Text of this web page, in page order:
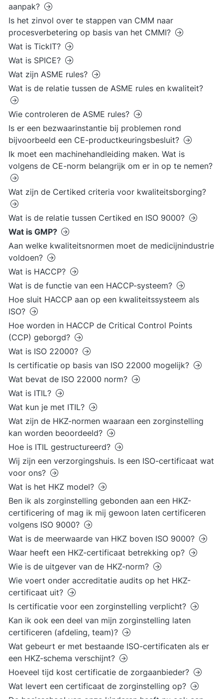
aanpak?
Is het zinvol over te stappen van CMM naar
procesverbetering op basis van het CMMI?
Wat is TickIT?
Wat is SPICE?
Wat zijn ASME rules?
Wat is de relatie tussen de ASME rules en kwaliteit?
Wie controleren de ASME rules?
Is er een bezwaarinstantie bij problemen rond
bijvoorbeeld een CE-productkeuringsbesluit?
Ik moet een machinehandleiding maken. Wat is
volgens de CE-norm belangrijk om er in op te nemen?
Wat zijn de Certiked criteria voor kwaliteitsborging?
Wat is de relatie tussen Certiked en ISO 9000?
Wat is GMP?
Aan welke kwaliteitsnormen moet de medicijnindustrie
voldoen?
Wat is HACCP?
Wat is de functie van een HACCP-systeem?
Hoe sluit HACCP aan op een kwaliteitssysteem als
ISO?
Hoe worden in HACCP de Critical Control Points
(CCP) geborgd?
Wat is ISO 22000?
Is certificatie op basis van ISO 22000 mogelijk?
Wat bevat de ISO 22000 norm?
Wat is ITIL?
Wat kun je met ITIL?
Wat zijn de HKZ-normen waaraan een zorginstelling
kan worden beoordeeld?
Hoe is ITIL gestructureerd?
Wij zijn een verzorgingshuis. Is een ISO-certificaat wat
voor ons?
Wat is het HKZ model?
Ben ik als zorginstelling gebonden aan een HKZ-
certificering of mag ik mij gewoon laten certificeren
volgens ISO 9000?
Wat is de meerwaarde van HKZ boven ISO 9000?
Waar heeft een HKZ-certificaat betrekking op?
Wie is de uitgever van de HKZ-norm?
Wie voert onder accreditatie audits op het HKZ-
certificaat uit?
Is certificatie voor een zorginstelling verplicht?
Kan ik ook een deel van mijn zorginstelling laten
certificeren (afdeling, team)?
Wat gebeurt er met bestaande ISO-certificaten als er
een HKZ-schema verschijnt?
Hoeveel tijd kost certificatie de zorgaanbieder?
Wat levert een certificaat de zorginstelling op?